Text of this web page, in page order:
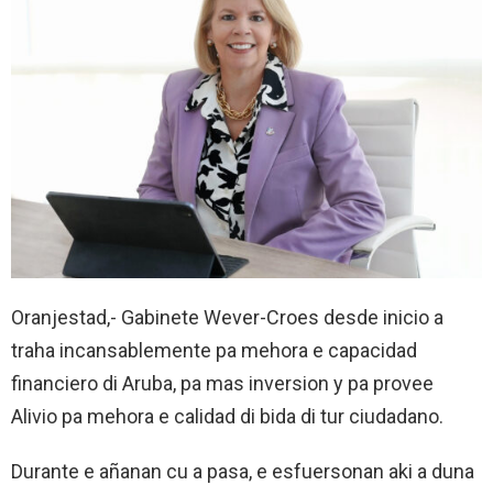
Oranjestad,- Gabinete Wever-Croes desde inicio a
traha incansablemente pa mehora e capacidad
financiero di Aruba, pa mas inversion y pa provee
Alivio pa mehora e calidad di bida di tur ciudadano.
Durante e añanan cu a pasa, e esfuersonan aki a duna